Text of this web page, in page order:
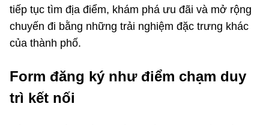
tiếp tục tìm địa điểm, khám phá ưu đãi và mở rộng
chuyến đi bằng những trải nghiệm đặc trưng khác
của thành phố.
Form đăng ký như điểm chạm duy
trì kết nối